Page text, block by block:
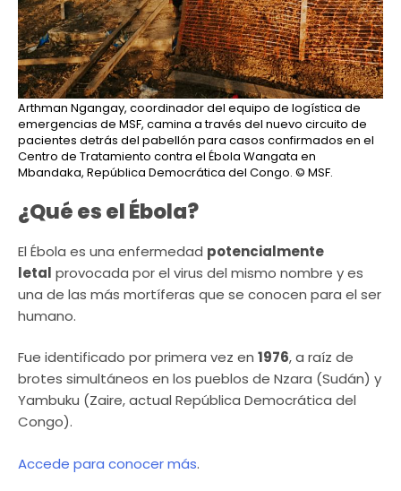
Arthman Ngangay, coordinador del equipo de logística de
emergencias de MSF, camina a través del nuevo circuito de
pacientes detrás del pabellón para casos confirmados en el
Centro de Tratamiento contra el Ébola Wangata en
Mbandaka, República Democrática del Congo. © MSF.
¿Qué es el Ébola?
El Ébola es una enfermedad potencialmente
letal provocada por el virus del mismo nombre y es
una de las más mortíferas que se conocen para el ser
humano.
Fue identificado por primera vez en 1976, a raíz de
brotes simultáneos en los pueblos de Nzara (Sudán) y
Yambuku (Zaire, actual República Democrática del
Congo).
Accede para conocer más.